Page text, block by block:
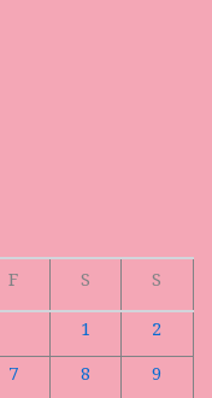
F S
S
1
2
7 8
9